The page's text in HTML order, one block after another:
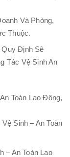
Và Phòng,
Thuộc.
Định Sẽ
Tác Vệ Sinh An
Toàn Lao Động,
Sinh – An Toàn
– An Toàn Lao